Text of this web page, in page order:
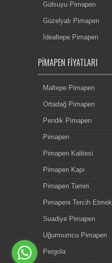
Gülsuyu Pimapen
Güzelyalı Pimapen
İdealtepe Pimapen
PIMAPEN FIYATLARI
Maltepe Pimapen
Ortadağ Pimapen
Pendik Pimapen
Pimapen
Pimapen Kalitesi
Pimapen Kapı
Pimapen Tamiri
Pimapeni Tercih Etmek
Suadiye Pimapen
Uğurmumcu Pimapen
Pergola